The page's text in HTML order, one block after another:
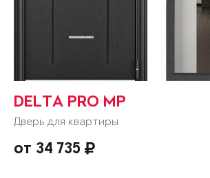
DELTA PRO MP
Дверь для квартиры
от 34 735